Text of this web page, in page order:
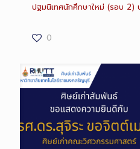
ปฐมนิเทศนักศึกษาใหม่ (รอบ 2)
0